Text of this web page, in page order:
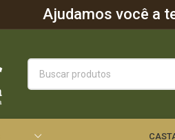
Ajudamos você a